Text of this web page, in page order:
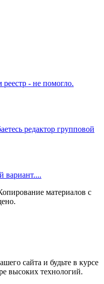
- не помогло.
редактор групповой
вариант....
материалов с
сайта и будьте в курсе
высоких технологий.